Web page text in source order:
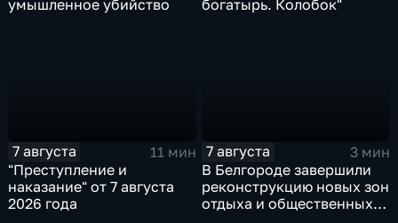
умышленное убийство
богатырь. Колобок"
7 августа
11 мин
"Преступление и
наказание" от 7 августа
2026 года
7 августа
3 мин
В Белгороде завершили
реконструкцию новых зон
отдыха и общественных